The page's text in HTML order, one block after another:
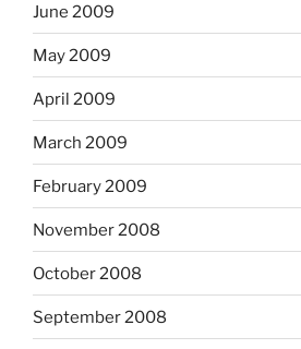
June 2009
May 2009
April 2009
March 2009
February 2009
November 2008
October 2008
September 2008